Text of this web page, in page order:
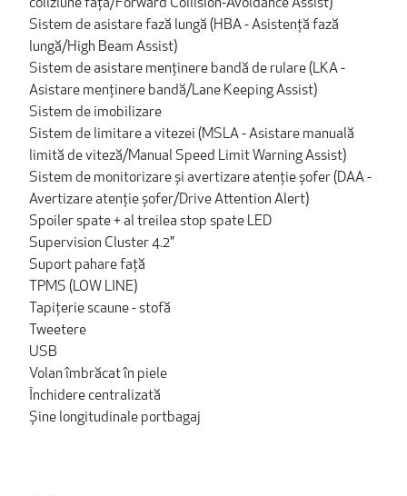
coliziune față/Forward Collision-Avoidance Assist)
Sistem de asistare fază lungă (HBA - Asistență fază
lungă/High Beam Assist)
Sistem de asistare menținere bandă de rulare (LKA -
Asistare menținere bandă/Lane Keeping Assist)
Sistem de imobilizare
Sistem de limitare a vitezei (MSLA - Asistare manuală
limită de viteză/Manual Speed Limit Warning Assist)
Sistem de monitorizare și avertizare atenție șofer (DAA -
Avertizare atenție șofer/Drive Attention Alert)
Spoiler spate + al treilea stop spate LED
Supervision Cluster 4.2"
Suport pahare față
TPMS (LOW LINE)
Tapițerie scaune - stofă
Tweetere
USB
Volan îmbrăcat în piele
Închidere centralizată
Șine longitudinale portbagaj